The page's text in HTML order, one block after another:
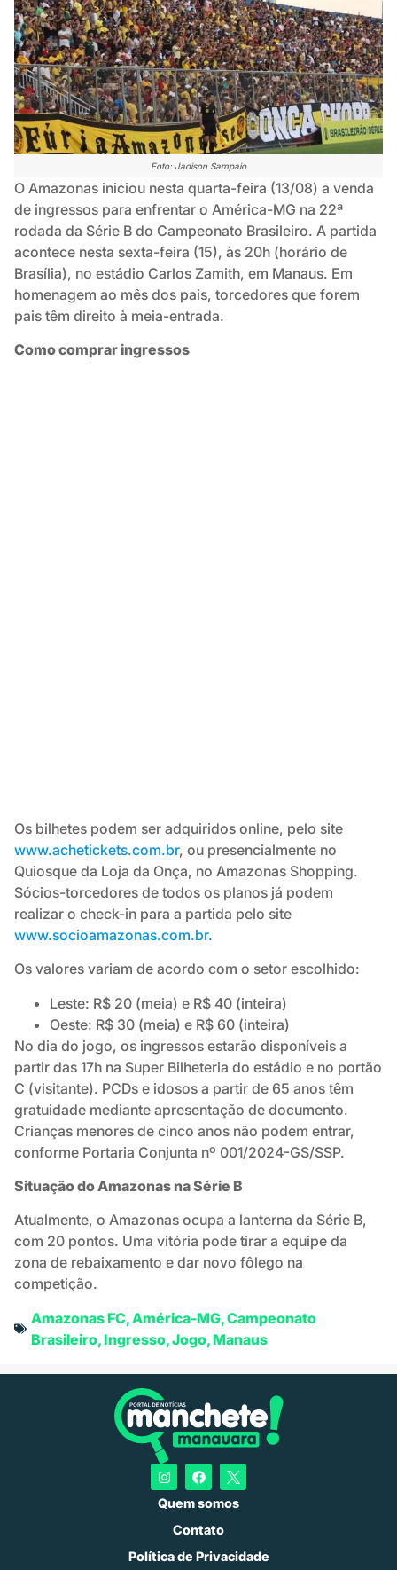
Foto: Jadison Sampaio
O Amazonas iniciou nesta quarta-feira (13/08) a venda
de ingressos para enfrentar o América-MG na 22ª
rodada da Série B do Campeonato Brasileiro. A partida
acontece nesta sexta-feira (15), às 20h (horário de
Brasília), no estádio Carlos Zamith, em Manaus. Em
homenagem ao mês dos pais, torcedores que forem
pais têm direito à meia-entrada.
Como comprar ingressos
Os bilhetes podem ser adquiridos online, pelo site
www.achetickets.com.br, ou presencialmente no
Quiosque da Loja da Onça, no Amazonas Shopping.
Sócios-torcedores de todos os planos já podem
realizar o check-in para a partida pelo site
www.socioamazonas.com.br.
Os valores variam de acordo com o setor escolhido:
Leste: R$ 20 (meia) e R$ 40 (inteira)
Oeste: R$ 30 (meia) e R$ 60 (inteira)
No dia do jogo, os ingressos estarão disponíveis a
partir das 17h na Super Bilheteria do estádio e no portão
C (visitante). PCDs e idosos a partir de 65 anos têm
gratuidade mediante apresentação de documento.
Crianças menores de cinco anos não podem entrar,
conforme Portaria Conjunta nº 001/2024-GS/SSP.
Situação do Amazonas na Série B
Atualmente, o Amazonas ocupa a lanterna da Série B,
com 20 pontos. Uma vitória pode tirar a equipe da
zona de rebaixamento e dar novo fôlego na
competição.
Amazonas FC,América-MG,Campeonato
Brasileiro,Ingresso,Jogo,Manaus
Quem somos
Contato
Política de Privacidade